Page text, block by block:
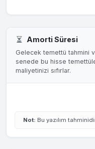
Amorti Süresi
Gelecek temettü tahmini
senede bu hisse
maliyetinizi sıfırlar.
Not: Bu yazılım